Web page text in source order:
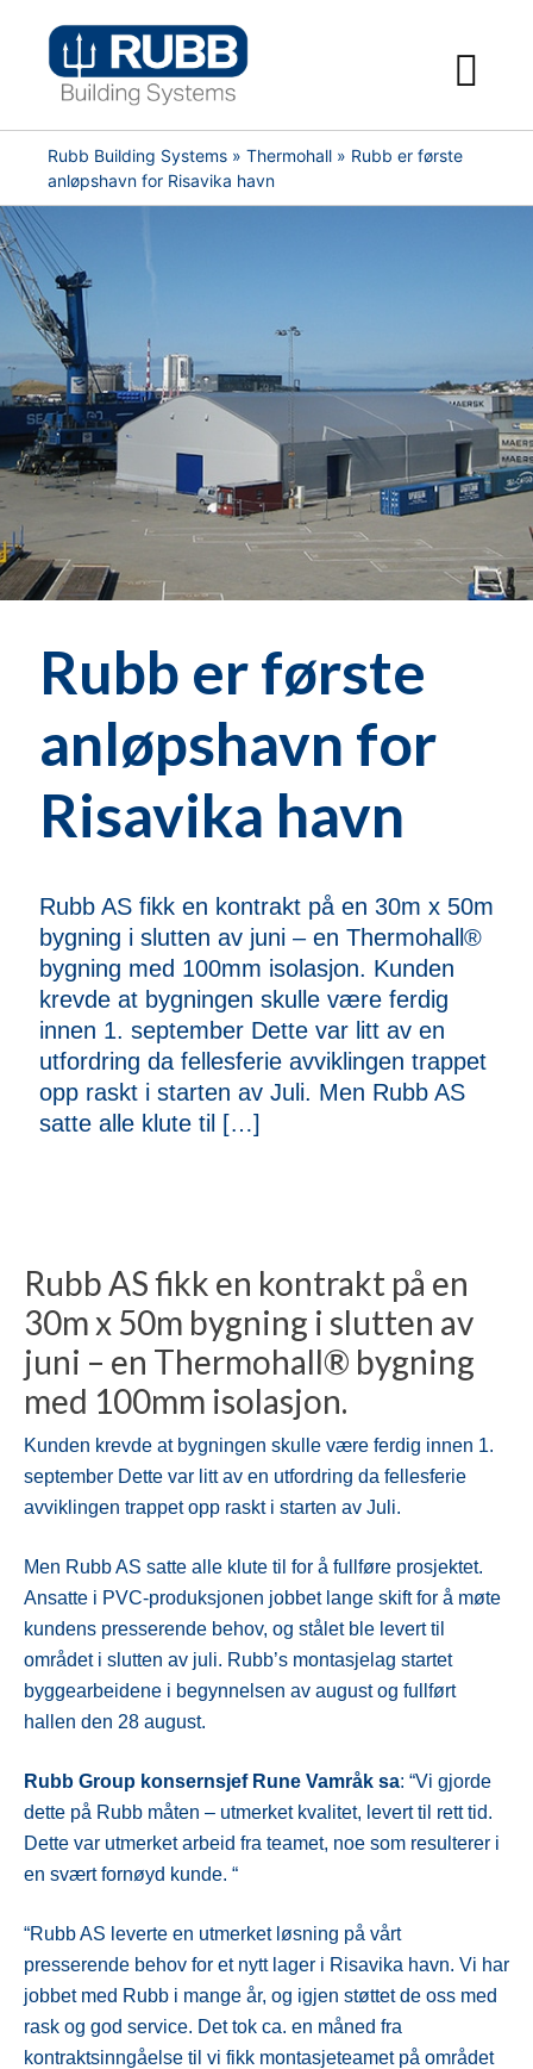
content
Rubb Building Systems » Thermohall » Rubb er første
anløpshavn for Risavika havn
Rubb er første
anløpshavn for
Risavika havn
Rubb AS fikk en kontrakt på en 30m x 50m
bygning i slutten av juni – en Thermohall®
bygning med 100mm isolasjon. Kunden
krevde at bygningen skulle være ferdig
innen 1. september Dette var litt av en
utfordring da fellesferie avviklingen trappet
opp raskt i starten av Juli. Men Rubb AS
satte alle klute til […]
Rubb AS fikk en kontrakt på en
30m x 50m bygning i slutten av
juni – en Thermohall® bygning
med 100mm isolasjon.
Kunden krevde at bygningen skulle være ferdig innen 1.
september Dette var litt av en utfordring da fellesferie
avviklingen trappet opp raskt i starten av Juli.
Men Rubb AS satte alle klute til for å fullføre prosjektet.
Ansatte i PVC-produksjonen jobbet lange skift for å møte
kundens presserende behov, og stålet ble levert til
området i slutten av juli. Rubb’s montasjelag startet
byggearbeidene i begynnelsen av august og fullført
hallen den 28 august.
Rubb Group konsernsjef Rune Vamråk sa: “Vi gjorde
dette på Rubb måten – utmerket kvalitet, levert til rett tid.
Dette var utmerket arbeid fra teamet, noe som resulterer i
en svært fornøyd kunde. “
“Rubb AS leverte en utmerket løsning på vårt
presserende behov for et nytt lager i Risavika havn. Vi har
jobbet med Rubb i mange år, og igjen støttet de oss med
rask og god service. Det tok ca. en måned fra
kontraktsinngåelse til vi fikk montasjeteamet på området